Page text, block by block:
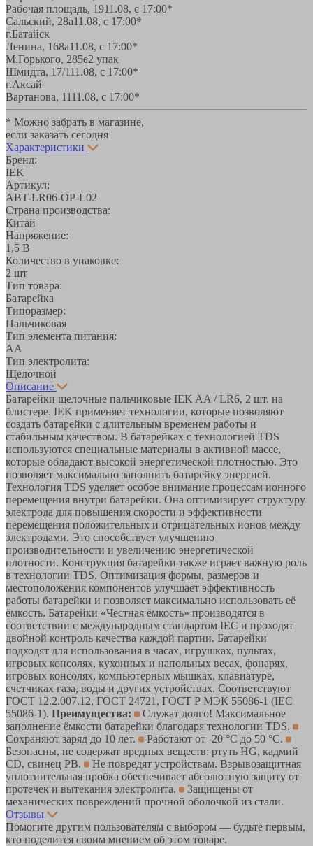
Рабочая площадь, 1911.08, с 17:00*
Сальский, 28a11.08, с 17:00*
г.Батайск
Ленина, 168а11.08, с 17:00*
М.Горького, 285е2 упак
Шмидта, 17/111.08, с 17:00*
г.Аксай
Вартанова, 1111.08, с 17:00*
* Можно забрать в магазине,
если заказать сегодня
Характеристики
Бренд:
IEK
Артикул:
ABT-LR06-OP-L02
Страна производства:
Китай
Напряжение:
1,5 В
Количество в упаковке:
2 шт
Тип товара:
Батарейка
Типоразмер:
Пальчиковая
Тип элемента питания:
AA
Тип электролита:
Щелочной
Описание
Батарейки щелочные пальчиковые IEK AA / LR6, 2 шт. на
блистере. IEK применяет технологии, которые позволяют
создать батарейки с длительным временем работы и
стабильным качеством. В батарейках с технологией TDS
используются специальные материалы в активной массе,
которые обладают высокой энергетической плотностью. Это
позволяет максимально заполнить батарейку энергией.
Технология TDS уделяет особое внимание процессам ионного
перемещения внутри батарейки. Она оптимизирует структуру
электрода для повышения скорости и эффективности
перемещения положительных и отрицательных ионов между
электродами. Это способствует улучшению
производительности и увеличению энергетической
плотности. Конструкция батарейки также играет важную роль
в технологии TDS. Оптимизация формы, размеров и
местоположения компонентов улучшает эффективность
работы батарейки и позволяет максимально использовать её
ёмкость. Батарейки «Честная ёмкость» производятся в
соответствии с международным стандартом IEC и проходят
двойной контроль качества каждой партии. Батарейки
подходят для использования в часах, игрушках, пультах,
игровых консолях, кухонных и напольных весах, фонарях,
игровых консолях, компьютерных мышках, клавиатуре,
счетчиках газа, воды и других устройствах. Соответствуют
ГОСТ 12.2.007.12, ГОСТ 24721, ГОСТ Р МЭК 55086-1 (IEC
55086-1). Преимущества:
Служат долго! Максимальное
заполнение ёмкости батарейки благодаря технологии TDS.
Сохраняют заряд до 10 лет.
Работают от -20 °C до 50 °C.
Безопасны, не содержат вредных веществ: ртуть HG, кадмий
CD, свинец PB.
Не повредят устройствам. Взрывозащитная
уплотнительная пробка обеспечивает абсолютную защиту от
протечек и вытекания электролита.
Защищены от
механических повреждений прочной оболочкой из стали.
Отзывы
Помогите другим пользователям с выбором — будьте первым,
кто поделится своим мнением об этом товаре.